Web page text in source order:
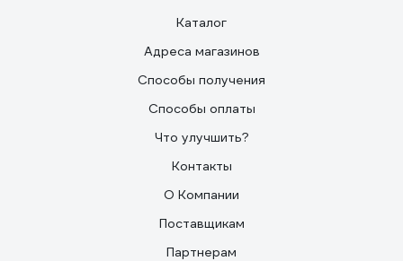
Каталог
Адреса магазинов
Способы получения
Способы оплаты
Что улучшить?
Контакты
О Компании
Поставщикам
Партнерам